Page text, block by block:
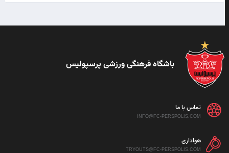
باشگاه فرهنگی ورزشی پرسپولیس
تماس با ما
INFO@FC-PERSPOLIS.COM
هواداری
TRYOUTS@FC-PERSPOLIS.COM